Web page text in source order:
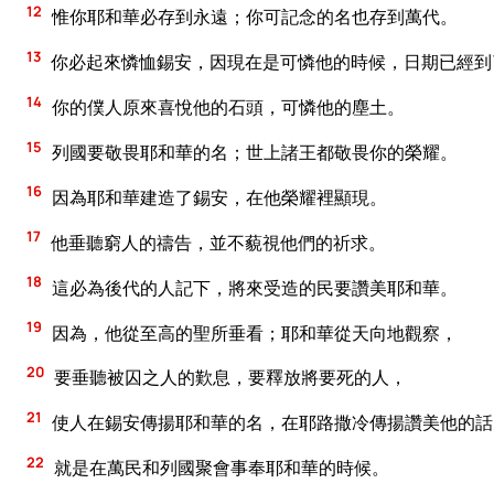
12 惟你耶和華必存到永遠；你可記念的名也存到萬代。
13 你必起來憐恤錫安，因現在是可憐他的時候，日期已經
14 你的僕人原來喜悅他的石頭，可憐他的塵土。
15 列國要敬畏耶和華的名；世上諸王都敬畏你的榮耀。
16 因為耶和華建造了錫安，在他榮耀裡顯現。
17 他垂聽窮人的禱告，並不藐視他們的祈求。
18 這必為後代的人記下，將來受造的民要讚美耶和華。
19 因為，他從至高的聖所垂看；耶和華從天向地觀察，
20 要垂聽被囚之人的歎息，要釋放將要死的人，
21 使人在錫安傳揚耶和華的名，在耶路撒冷傳揚讚美他的
22 就是在萬民和列國聚會事奉耶和華的時候。